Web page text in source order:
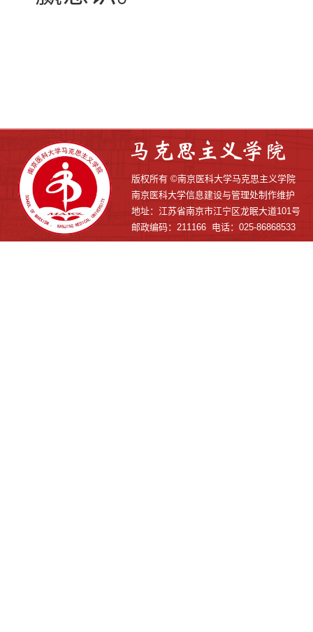
版权所有 ©南京医科大学马克思主义学院
南京医科大学信息建设与管理处制作维护
地址：江苏省南京市江宁区龙眠大道101号
邮政编码：211166 电话：025-86868533